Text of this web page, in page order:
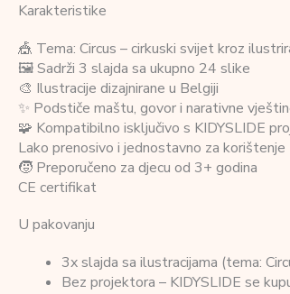
Karakteristike
🎪 Tema: Circus – cirkuski svijet kroz
🖼️ Sadrži 3 slajda sa ukupno 24 slike
🎨 Ilustracije dizajnirane u Belgiji
✨ Podstiče maštu, govor i narativne
🧩 Kompatibilno isključivo s KIDYSLIDE
Lako prenosivo i jednostavno za korištenje
🧒 Preporučeno za djecu od 3+ godina
CE certifikat
U pakovanju
3x slajda sa ilustracijama (tema:
Bez projektora – KIDYSLIDE se